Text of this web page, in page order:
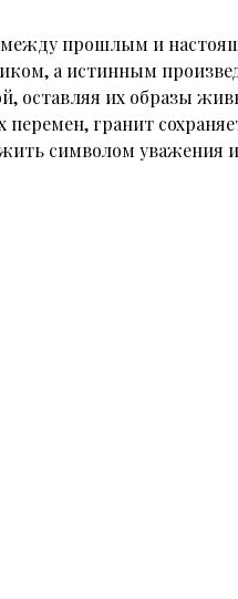
между прошлым и
а истинным
оставляя их образы
гранит
символом уважения